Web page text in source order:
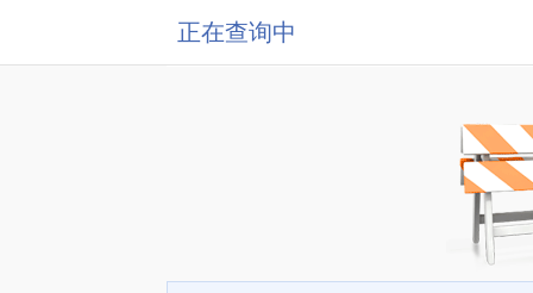
正在查询中